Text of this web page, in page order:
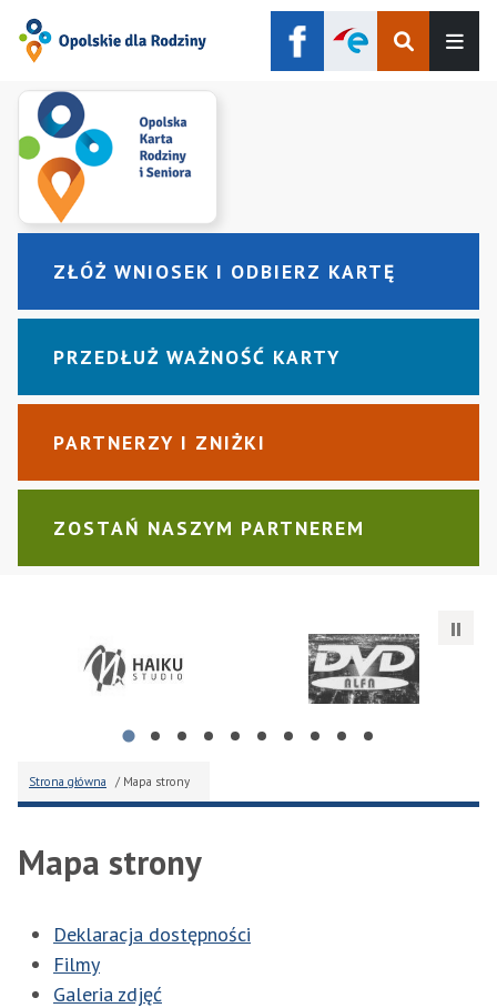
Szukaj
ZŁÓŻ WNIOSEK I ODBIERZ KARTĘ
PRZEDŁUŻ WAŻNOŚĆ KARTY
PARTNERZY I ZNIŻKI
ZOSTAŃ NASZYM PARTNEREM
Strona główna / Mapa strony
Mapa strony
Deklaracja dostępności
Filmy
Galeria zdjęć